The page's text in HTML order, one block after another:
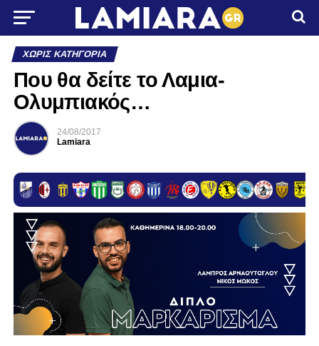
ΧΩΡΊΣ ΚΑΤΗΓΟΡΊΑ
Που θα δείτε το Λαμια-
Ολυμπιακός…
24/08/2017
Lamiara